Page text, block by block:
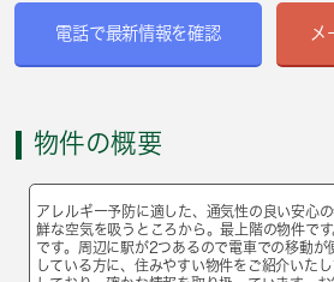
電話で最新情報を確認 メ
物件の概要
アレルギー予防に適した、通気性の良い安心
鮮な空気を吸うところから。最上階の物件で
です。周辺に駅が2つあるので電車での移動が
している方に、住みやすい物件をご紹介いた